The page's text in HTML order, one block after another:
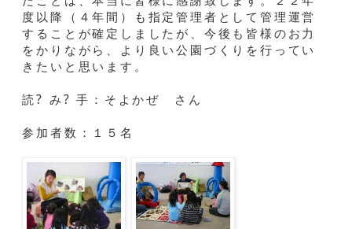
度以降（４年間）も指定管理者として管理運営
することが確定しましたが、今後も皆様のお力
をかりながら、より良い公園づくりを行ってい
きたいと思います。
読? み? 手：そよかぜ さん
参加者数：１５名